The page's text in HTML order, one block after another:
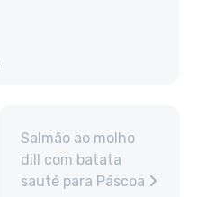
Salmão ao molho
dill com batata
sauté para Páscoa